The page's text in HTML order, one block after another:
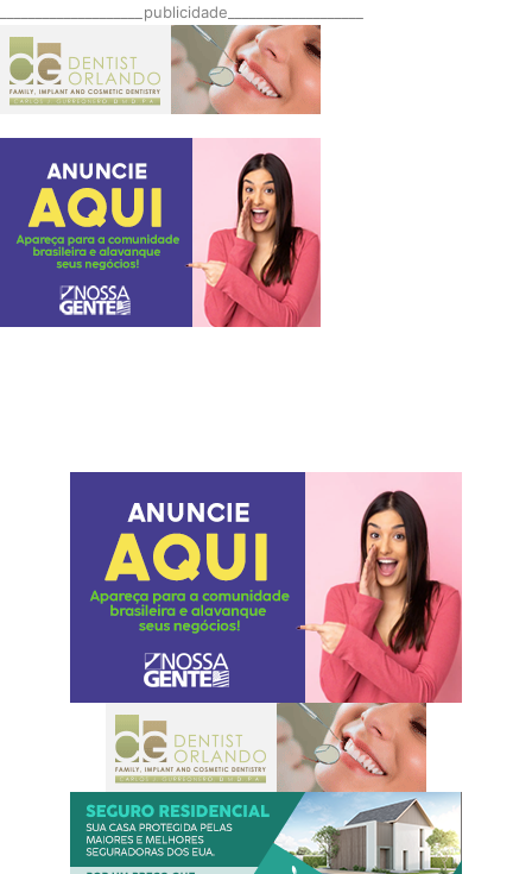
____________________publicidade___________________